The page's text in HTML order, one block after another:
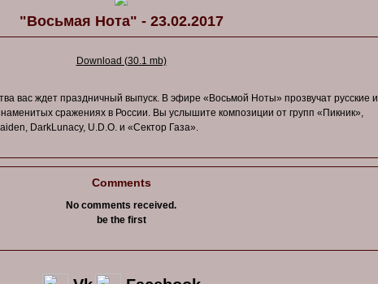
"Восьмая Нота" - 23.02.2017
Download (30.1 mb)
вас ждет праздничный выпуск. В эфире «Восьмой Ноты» прозвучат русские и
сражениях в России. Вы услышите композиции от групп «Пикник»,
DarkLunacy, U.D.O. и «Сектор Газа».
Comments
No comments received.
be the first